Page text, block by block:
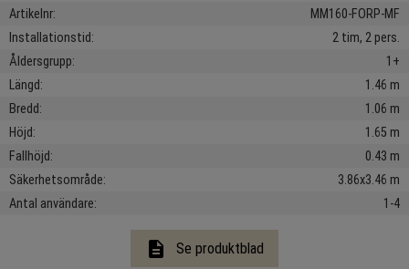
Artikelnr
MM160-FORP-MF
Installationstid
2 tim, 2 pers.
Åldersgrupp
1+
Längd
1.46 m
Bredd
1.06 m
Höjd
1.65 m
Fallhöjd
0.43 m
Säkerhetsområde
3.86x3.46 m
Antal användare
1-4
description Se produktblad